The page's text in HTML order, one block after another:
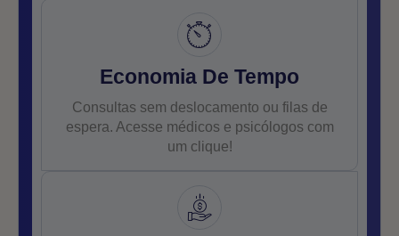
Economia De Tempo
Consultas sem deslocamento ou filas de
espera. Acesse médicos e psicólogos com
um clique!